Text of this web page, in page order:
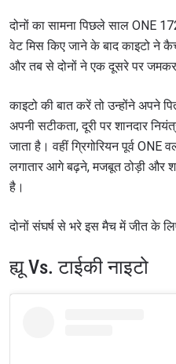
दोनों का सामना पिछले साल ONE 172
वेट मिस किए जाने के बाद काइटो ने
और तब से दोनों ने एक दूसरे पर जमकर
काइटो की बात करें तो उन्होंने अपने
अपनी सटीकता, दूरी पर शानदार
जाता है। वहीं ग्रिगोरियन पूर्व
लगातार आगे बढ़ने, मजबूत ठोड़ी और
है।
दोनों संघर्ष से भरे इस मैच में जीत के
ह्यू Vs. टाईकी नाइटो